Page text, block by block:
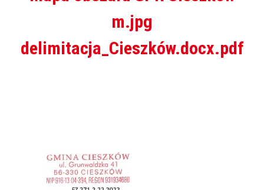
m.jpg
delimitacja_Cieszków.docx.pdf